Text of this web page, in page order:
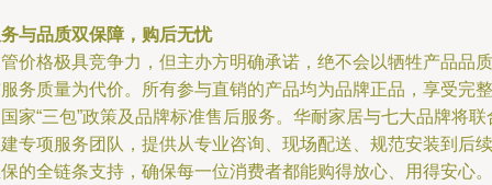
与品质双保障，购后无忧
价格极具竞争力，但主办方明确承诺，绝不会以牺牲产品品质
务质量为代价。所有参与直销的产品均为品牌正品，享受完整
家“三包”政策及品牌标准售后服务。华耐家居与七大品牌将联
专项服务团队，提供从专业咨询、现场配送、规范安装到后续
的全链条支持，确保每一位消费者都能购得放心、用得安心。